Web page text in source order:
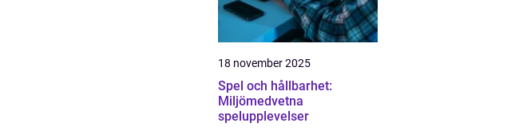
18 november 2025
Spel och hållbarhet:
Miljömedvetna
spelupplevelser